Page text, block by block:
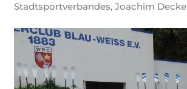
Stadtsportverbandes, Joachim